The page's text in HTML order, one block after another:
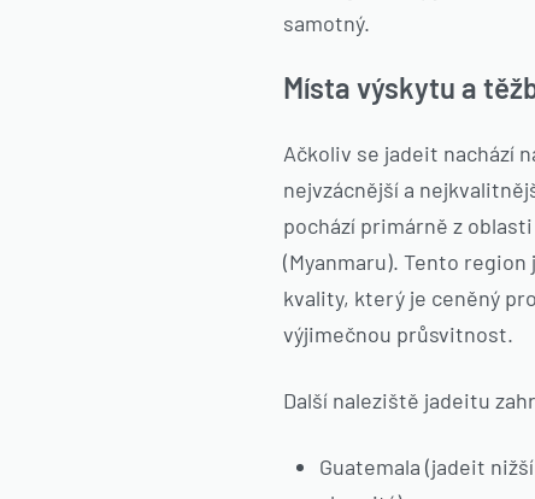
samotný.
Místa výskytu a
Ačkoliv se jadeit nachází
nejvzácnější a
pochází primárně z
(Myanmaru). Tento
kvality, který je ceněný
výjimečnou průsvitnost.
Další naleziště jadeitu
Guatemala (jadeit